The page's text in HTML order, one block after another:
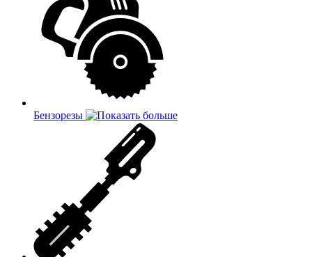
Бензорезы